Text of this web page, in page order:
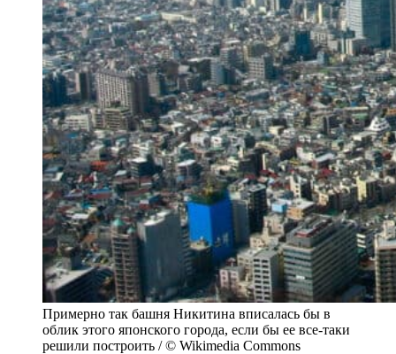
Примерно так башня Никитина вписалась бы в
облик этого японского города, если бы ее все-таки
решили построить / © Wikimedia Commons